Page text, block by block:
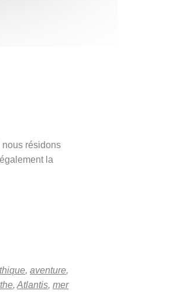
nous résidons
la
, aventure,
, Atlantis, mer